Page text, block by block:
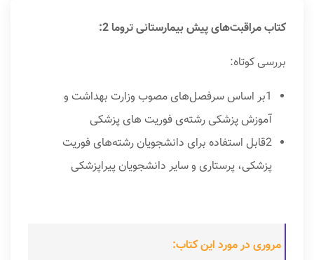
کتاب مراقبت‌های پیش بیمارستانی تروما 2:
بررسی کوتاه:
1بر اساس سرفصل‌های مصوب وزارت بهداشت و
آموزش پزشکی رشته‌ی فوریت های پزشکی
2قابل استفاده برای دانشجویان رشته‌های فوریت
پزشکی، پرستاری و سایر دانشجویان پیراپزشکی
مروری در مورد این کتاب: